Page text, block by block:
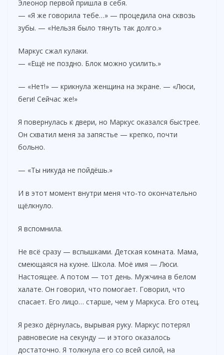
Элеонор первой пришла в себя.
— «Я же говорила тебе…» — процедила она сквозь
зубы. — «Нельзя было тянуть так долго.»
Маркус сжал кулаки.
— «Ещё не поздно. Блок можно усилить.»
— «Нет!» — крикнула женщина на экране. — «Люси,
беги! Сейчас же!»
Я повернулась к двери, но Маркус оказался быстрее.
Он схватил меня за запястье — крепко, почти
больно.
— «Ты никуда не пойдёшь.»
И в этот момент внутри меня что-то окончательно
щёлкнуло.
Я вспомнила.
Не всё сразу — вспышками. Детская комната. Мама,
смеющаяся на кухне. Школа. Моё имя — Люси.
Настоящее. А потом — тот день. Мужчина в белом
халате. Он говорил, что помогает. Говорил, что
спасает. Его лицо… старше, чем у Маркуса. Его отец.
Я резко дёрнулась, вырывая руку. Маркус потерял
равновесие на секунду — и этого оказалось
достаточно. Я толкнула его со всей силой, на